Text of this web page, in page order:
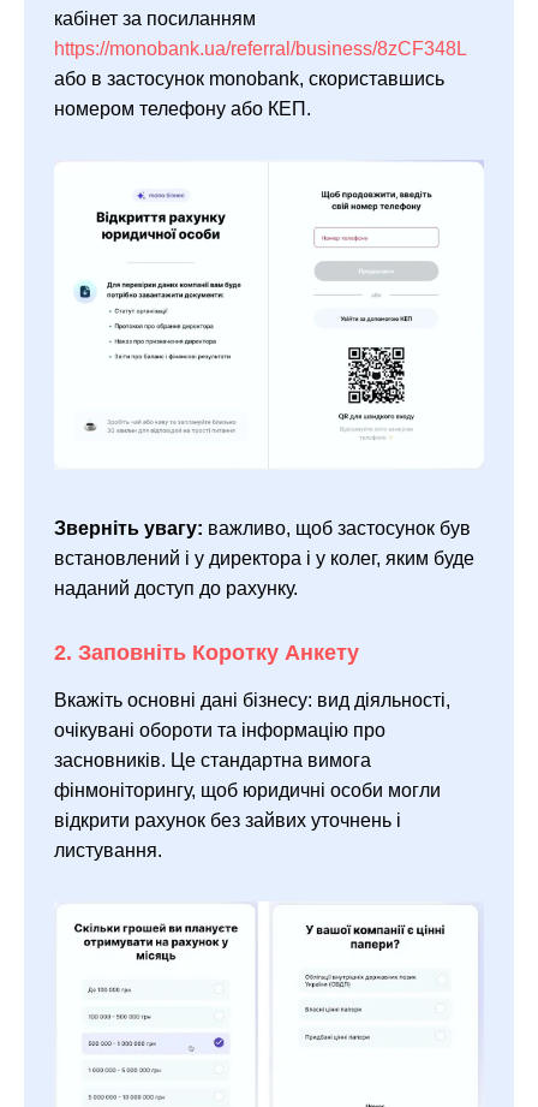
кабінет за посиланням
https://monobank.ua/referral/business/8zCF348L
або в застосунок monobank, скориставшись
номером телефону або КЕП.
Зверніть увагу: важливо, щоб застосунок був
встановлений і у директора і у колег, яким буде
наданий доступ до рахунку.
2. Заповніть Коротку Анкету
Вкажіть основні дані бізнесу: вид діяльності,
очікувані обороти та інформацію про
засновників. Це стандартна вимога
фінмоніторингу, щоб юридичні особи могли
відкрити рахунок без зайвих уточнень і
листування.